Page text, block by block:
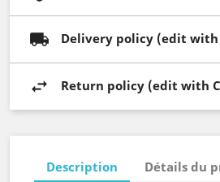
Delivery policy (edit with
Return policy (edit with
Description Détails du